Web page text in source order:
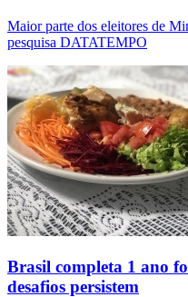
Maior parte dos eleitores de
pesquisa DATATEMPO
Brasil completa 1 ano
desafios persistem